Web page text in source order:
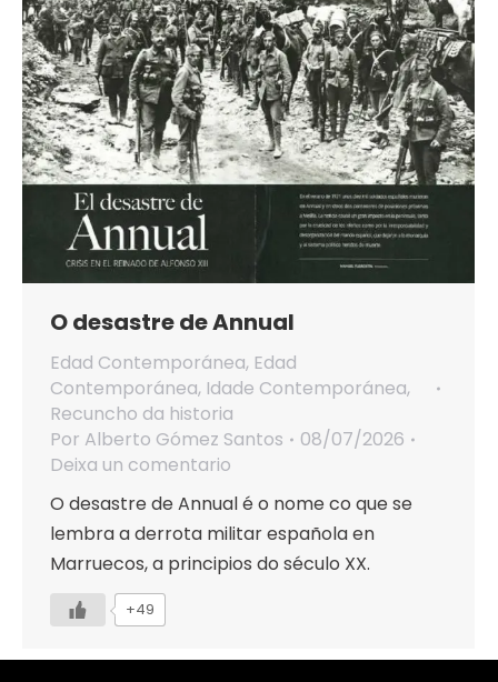
O desastre de Annual
Edad Contemporánea, Edad
Contemporánea, Idade Contemporánea,
Recuncho da historia
Por Alberto Gómez Santos
08/07/2026
Deixa un comentario
O desastre de Annual é o nome co que se
lembra a derrota militar española en
Marruecos, a principios do século XX.
+49